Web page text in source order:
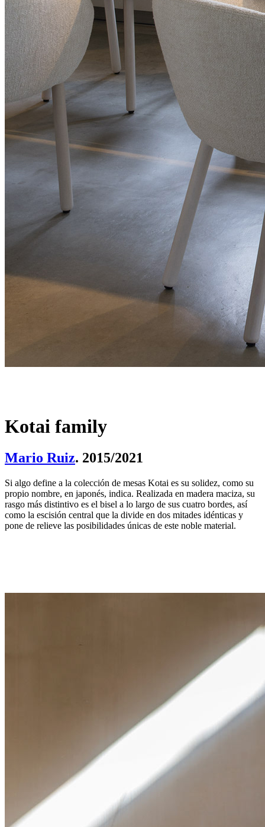
Kotai family
Mario Ruiz. 2015/2021
Si algo define a la colección de mesas Kotai es su solidez, como su
propio nombre, en japonés, indica. Realizada en madera maciza, su
rasgo más distintivo es el bisel a lo largo de sus cuatro bordes, así
como la escisión central que la divide en dos mitades idénticas y
pone de relieve las posibilidades únicas de este noble material.